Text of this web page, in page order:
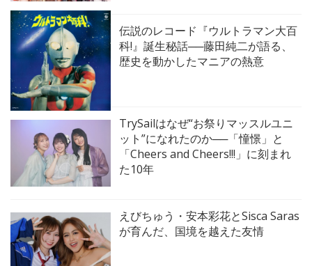
伝説のレコード『ウルトラマン大百
科!』誕生秘話──藤田純二が語る、
歴史を動かしたマニアの熱意
TrySailはなぜ“お祭りマッスルユニ
ット”になれたのか──「憧憬」と
「Cheers and Cheers!!!」に刻まれ
た10年
えびちゅう・安本彩花とSisca Saras
が育んだ、国境を越えた友情